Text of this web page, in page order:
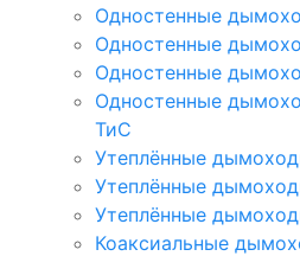
Одностенные
Одностенные
Одностенные
Одностенные
ТиС
Утеплённые
Утеплённые
Утеплённые
Коаксиальные